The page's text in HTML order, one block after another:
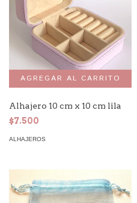
Alhajero 10 cm x 10 cm lila
$7.500
ALHAJEROS